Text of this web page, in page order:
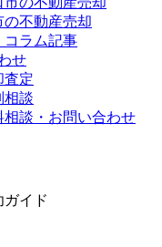
の不動産売却
ラム記事
せ
査定
相談
相談・お問い合わせ
ガイド